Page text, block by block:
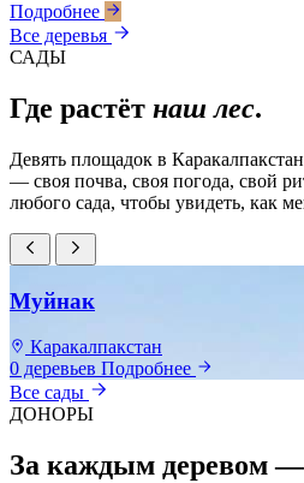
Подробнее
Все деревья
САДЫ
Где растёт наш лес.
Девять площадок в
— своя почва, своя погода, свой
любого сада, чтобы увидеть, как
Муйнак
Каракалпакстан
0 деревьев Подробнее
Все сады
ДОНОРЫ
За каждым деревом —